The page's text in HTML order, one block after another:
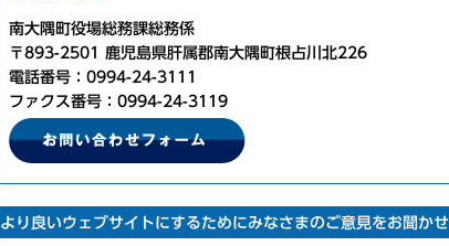
南大隅町役場総務課総務係
〒893-2501 鹿児島県肝属郡南大隅町根占川北226
電話番号：0994-24-3111
ファクス番号：0994-24-3119
より良いウェブサイトにするためにみなさまのご意見をお聞か